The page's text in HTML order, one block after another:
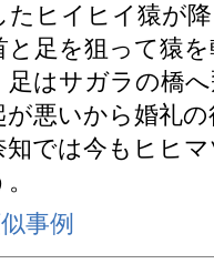
たヒイヒイ猿が
と足を狙って猿
足はサガラの橋
が悪いから婚礼
知では今もヒヒ
事例